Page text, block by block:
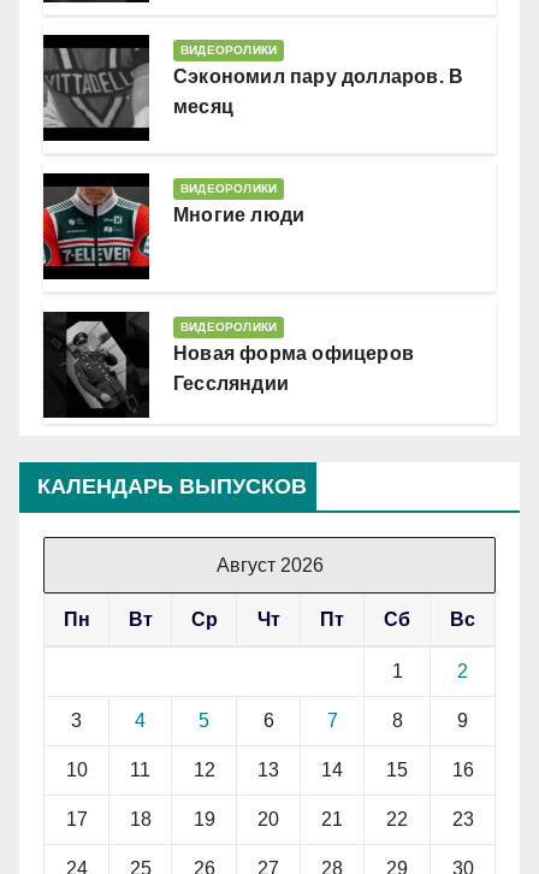
ВИДЕОРОЛИКИ
Сэкономил пару долларов. В
месяц
ВИДЕОРОЛИКИ
Многие люди
ВИДЕОРОЛИКИ
Новая форма офицеров
Гессляндии
КАЛЕНДАРЬ ВЫПУСКОВ
Август 2026
Пн Вт Ср Чт Пт Сб Вс
1 2
3 4 5 6 7 8 9
10 11 12 13 14 15 16
17 18 19 20 21 22 23
24 25 26 27 28 29 30